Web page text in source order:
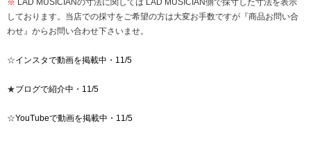
※ LAD MUSICIANの寸法に関しては LAD MUSICIAN側で採寸した寸法を表示
しております。当店での採寸をご希望の方は大変お手数ですが『商品お問い合
わせ』からお問い合わせ下さいませ。
☆インスタで動画を掲載中・11/5
★ブログで紹介中・11/5
☆YouTubeで動画を掲載中・11/5